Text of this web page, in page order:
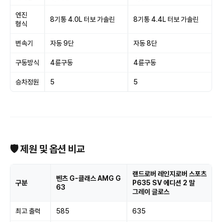
엔진
형식
8기통 4.0L 터보 가솔린 8기통 4.4L 터보 가솔린
변속기 자동 9단 자동 8단
구동방식 4륜구동 4륜구동
승차정원 5 5
🛡 제원 및 옵션 비교
구분
벤츠 G-클래스 AMG G
63
랜드로버 레인지로버 스포츠
P635 SV 에디션 2 말
그레이 글로스
최고 출력 585 635